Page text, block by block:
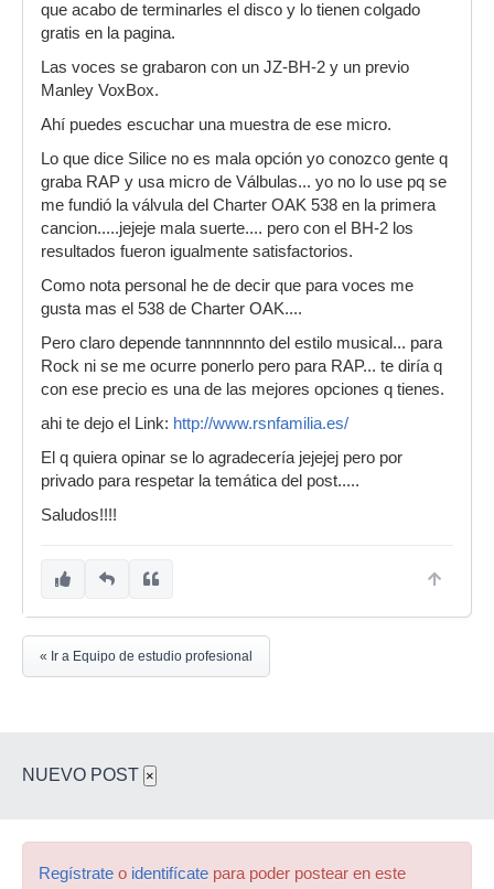
que acabo de terminarles el disco y lo tienen colgado
gratis en la pagina.
Las voces se grabaron con un JZ-BH-2 y un previo
Manley VoxBox.
Ahí puedes escuchar una muestra de ese micro.
Lo que dice Silice no es mala opción yo conozco gente q
graba RAP y usa micro de Válbulas... yo no lo use pq se
me fundió la válvula del Charter OAK 538 en la primera
cancion.....jejeje mala suerte.... pero con el BH-2 los
resultados fueron igualmente satisfactorios.
Como nota personal he de decir que para voces me
gusta mas el 538 de Charter OAK....
Pero claro depende tannnnnnto del estilo musical... para
Rock ni se me ocurre ponerlo pero para RAP... te diría q
con ese precio es una de las mejores opciones q tienes.
ahi te dejo el Link: http://www.rsnfamilia.es/
El q quiera opinar se lo agradecería jejejej pero por
privado para respetar la temática del post.....
Saludos!!!!
« Ir a Equipo de estudio profesional
NUEVO POST ×
Regístrate o identifícate para poder postear en este